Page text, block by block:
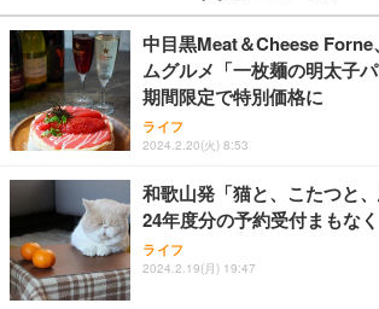
￥27,999
Sezlife オフィスチェア デスクチ
ワーク チェア 強化バックレスト
能 人間工学 椅子 腰サポート 90
レスト 3Dヘッドレスト ハンガー
務用 おしゃれ パソコンチェア (
Sezlife オフィスチェア デスクチ
ワーク チェア 強化バックレスト
能 人間工学 椅子 腰サポート 90度
￥109,572
【純正品】27"ゲーミングモニタ
フック付き（CFI-ZDM1J）
￥49,979
【整備済み品】Dell E2724HS 27
ー フルHD（1920×1080）VA 非
ort/VGA スピーカー内蔵 高さ調
￥3,234
ネオ・ルーライフ ネオ・オムツ L
り 単品
￥1,800
Smart Basic(スマートベーシッ
限定】 Smart Basic アイリスオー
超厚型 お徳用 ワイド 100枚入 (x
中目黒Meat＆Cheese
ムグルメ「一枚麺の明太子
期間限定で特別価格に
ライフ
2024.2.20(火) 8:53
和歌山発「猫と、こたつと
24年度分の予約受付まもなく
ライフ
2024.2.19(月) 19:47